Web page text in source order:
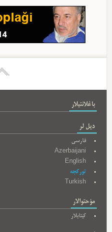
باغلانتیلار
دیل لر
فارسی
Azerbaijani
English
تورکجه
Turkish
مؤحتوالار
کیتابلار